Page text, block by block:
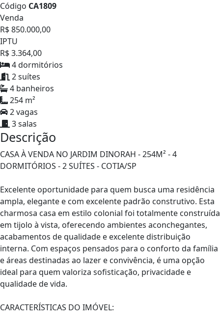
Código CA1809
Venda
R$ 850.000,00
IPTU
R$ 3.364,00
4 dormitórios
2 suítes
4 banheiros
254 m²
2 vagas
3 salas
Descrição
CASA À VENDA NO JARDIM DINORAH - 254M² - 4
DORMITÓRIOS - 2 SUÍTES - COTIA/SP
Excelente oportunidade para quem busca uma residência
ampla, elegante e com excelente padrão construtivo. Esta
charmosa casa em estilo colonial foi totalmente construída
em tijolo à vista, oferecendo ambientes aconchegantes,
acabamentos de qualidade e excelente distribuição
interna. Com espaços pensados para o conforto da família
e áreas destinadas ao lazer e convivência, é uma opção
ideal para quem valoriza sofisticação, privacidade e
qualidade de vida.
CARACTERÍSTICAS DO IMÓVEL: